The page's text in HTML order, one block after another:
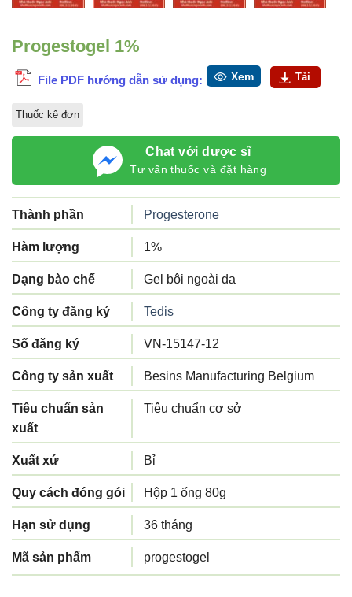
Chat với dược sĩ
Tư vấn thuốc và đặt hàng
Progestogel 1%
File PDF hướng dẫn sử dụng: Xem Tải
Thuốc kê đơn
Thành phần Progesterone
Hàm lượng 1%
Dạng bào chế Gel bôi ngoài da
Công ty đăng ký Tedis
Số đăng ký VN-15147-12
Công ty sản xuất Besins Manufacturing Belgium
Tiêu chuẩn sản
xuất
Tiêu chuẩn cơ sở
Xuất xứ Bỉ
Quy cách đóng gói Hộp 1 ống 80g
Hạn sử dụng 36 tháng
Mã sản phẩm progestogel